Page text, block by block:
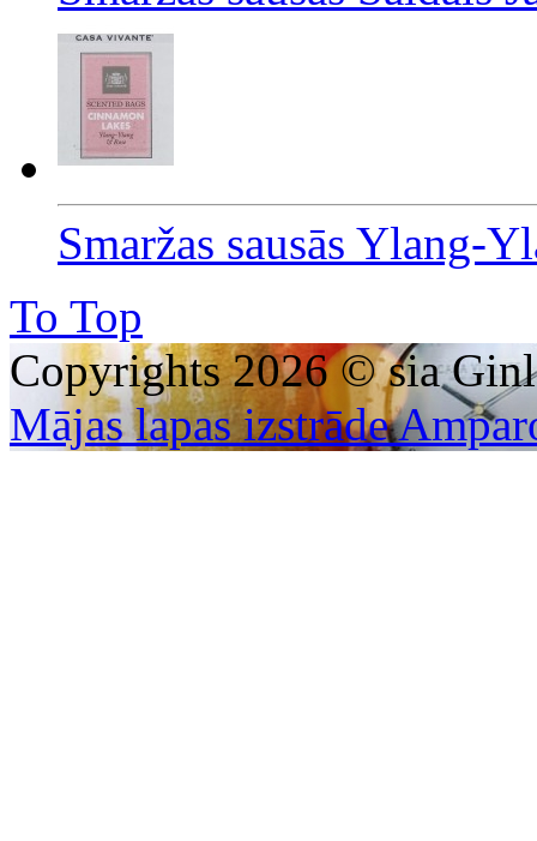
Smaržas sausās Ylang-
To Top
Copyrights 2026 © sia
Mājas lapas izstrāde